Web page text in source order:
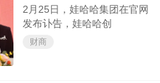
2月25日，娃哈哈集团在官网
发布讣告，娃哈哈创
财商